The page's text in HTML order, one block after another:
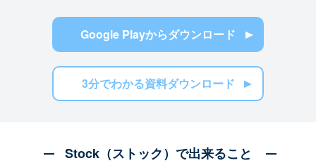
Google Playからダウンロード
3分でわかる資料ダウンロード
Stock（ストック）で出来ること